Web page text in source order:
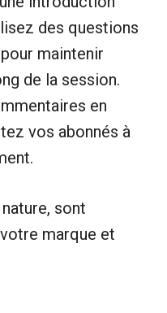
des questions
maintenir
de la session.
en
vos abonnés à
sont
marque et